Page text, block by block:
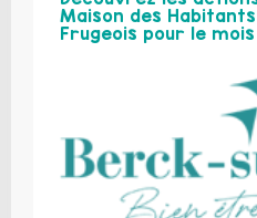
Maison des
Frugeois pour le